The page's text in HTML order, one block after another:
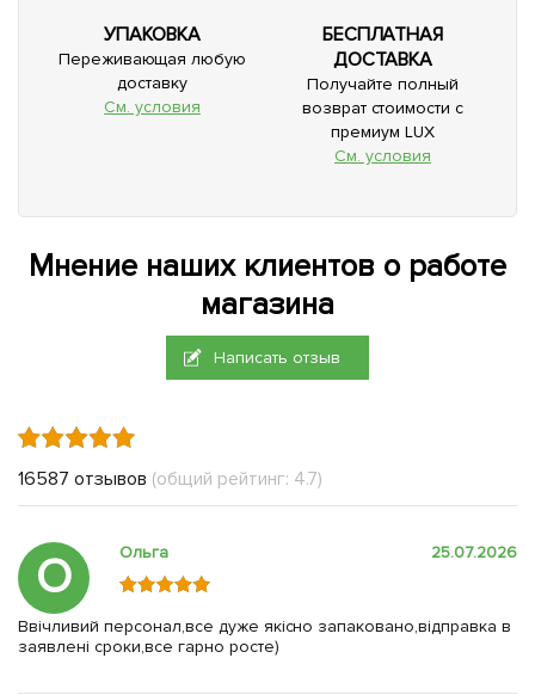
УПАКОВКА
Переживающая любую
доставку
См. условия
БЕСПЛАТНАЯ
ДОСТАВКА
Получайте полный
возврат стоимости с
премиум LUX
См. условия
Мнение наших клиентов о работе
магазина
Написать отзыв
16587 отзывов (общий рейтинг: 4.7)
О Ольга 25.07.2026
Ввічливий персонал,все дуже якісно запаковано,відправка в
заявлені сроки,все гарно росте)